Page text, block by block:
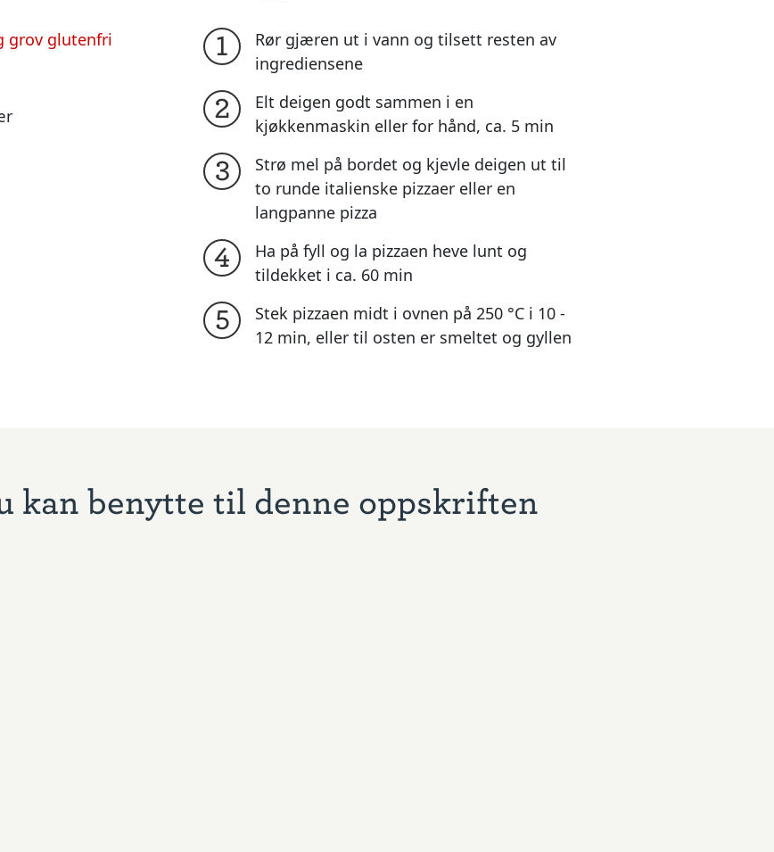
grov glutenfri
1
Rør gjæren ut i vann og tilsett resten av
ingrediensene
2
Elt deigen godt sammen i en
kjøkkenmaskin eller for hånd, ca. 5 min
3
Strø mel på bordet og kjevle deigen ut til
to runde italienske pizzaer eller en
langpanne pizza
4
Ha på fyll og la pizzaen heve lunt og
tildekket i ca. 60 min
5
Stek pizzaen midt i ovnen på 250 °C i 10 -
12 min, eller til osten er smeltet og gyllen
kan benytte til denne oppskriften